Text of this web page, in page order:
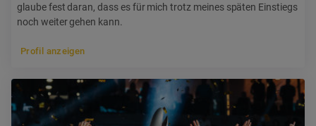
glaube fest daran, dass es für mich trotz meines späten Einstiegs
noch weiter gehen kann.
Profil anzeigen